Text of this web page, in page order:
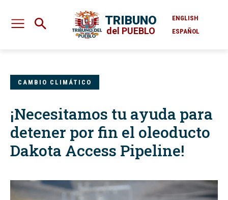
TRIBUNO
del PUEBLO
ENGLISH
ESPAÑOL
CAMBIO CLIMÁTICO
¡Necesitamos tu ayuda para
detener por fin el oleoducto
Dakota Access Pipeline!